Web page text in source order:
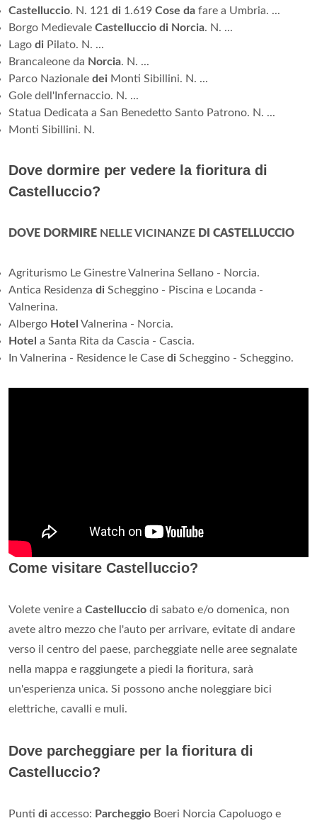
Castelluccio. N. 121 di 1.619 Cose da fare a Umbria. ...
Borgo Medievale Castelluccio di Norcia. N. ...
Lago di Pilato. N. ...
Brancaleone da Norcia. N. ...
Parco Nazionale dei Monti Sibillini. N. ...
Gole dell'Infernaccio. N. ...
Statua Dedicata a San Benedetto Santo Patrono. N. ...
Monti Sibillini. N.
Dove dormire per vedere la fioritura di
Castelluccio?
DOVE DORMIRE NELLE VICINANZE DI CASTELLUCCIO
Agriturismo Le Ginestre Valnerina Sellano - Norcia.
Antica Residenza di Scheggino - Piscina e Locanda -
Valnerina.
Albergo Hotel Valnerina - Norcia.
Hotel a Santa Rita da Cascia - Cascia.
In Valnerina - Residence le Case di Scheggino - Scheggino.
Come visitare Castelluccio?
Volete venire a Castelluccio di sabato e/o domenica, non
avete altro mezzo che l'auto per arrivare, evitate di andare
verso il centro del paese, parcheggiate nelle aree segnalate
nella mappa e raggiungete a piedi la fioritura, sarà
un'esperienza unica. Si possono anche noleggiare bici
elettriche, cavalli e muli.
Dove parcheggiare per la fioritura di
Castelluccio?
Punti di accesso: Parcheggio Boeri Norcia Capoluogo e